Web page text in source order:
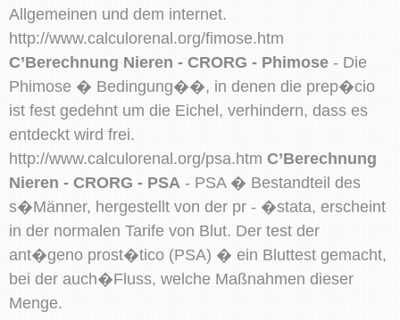
Allgemeinen und dem internet.
http://www.calculorenal.org/fimose.htm
C’Berechnung Nieren - CRORG - Phimose - Die
Phimose � Bedingung��, in denen die prep�cio
ist fest gedehnt um die Eichel, verhindern, dass es
entdeckt wird frei.
http://www.calculorenal.org/psa.htm C’Berechnung
Nieren - CRORG - PSA - PSA � Bestandteil des
s�Männer, hergestellt von der pr - �stata, erscheint
in der normalen Tarife von Blut. Der test der
ant�geno prost�tico (PSA) � ein Bluttest gemacht,
bei der auch�Fluss, welche Maßnahmen dieser
Menge.